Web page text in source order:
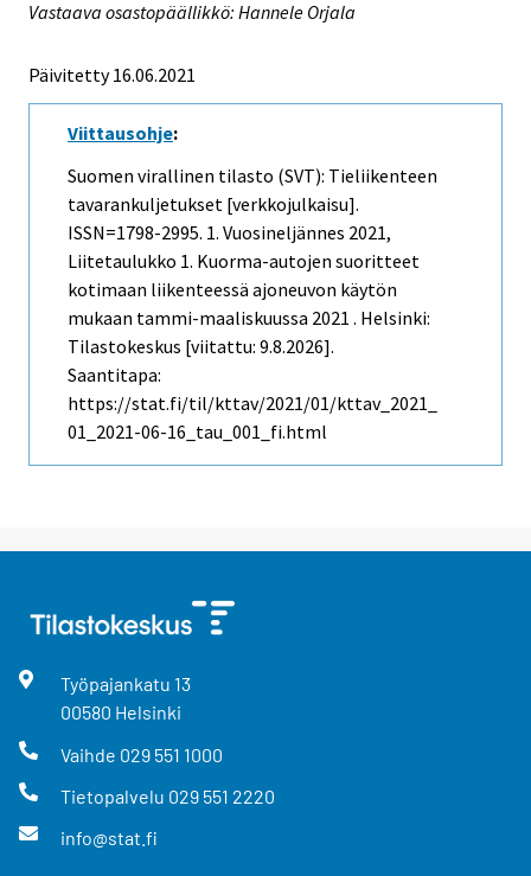
Vastaava osastopäällikkö: Hannele Orjala
Päivitetty 16.06.2021
Viittausohje:
Suomen virallinen tilasto (SVT): Tieliikenteen
tavarankuljetukset [verkkojulkaisu].
ISSN=1798-2995. 1. Vuosineljännes 2021,
Liitetaulukko 1. Kuorma-autojen suoritteet
kotimaan liikenteessä ajoneuvon käytön
mukaan tammi-maaliskuussa 2021 . Helsinki:
Tilastokeskus [viitattu: 9.8.2026].
Saantitapa:
https://stat.fi/til/kttav/2021/01/kttav_2021_
01_2021-06-16_tau_001_fi.html
Työpajankatu 13
00580 Helsinki
Vaihde 029 551 1000
Tietopalvelu 029 551 2220
info@stat.fi